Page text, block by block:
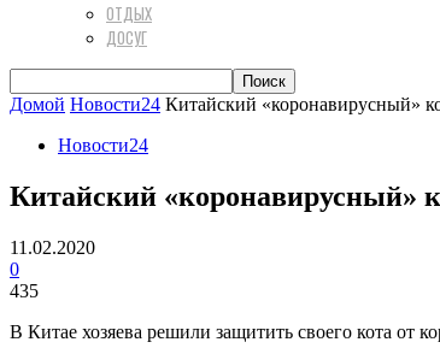
ОТДЫХ
ДОСУГ
Домой Новости24 Китайский «коронавирусный»
Новости24
Китайский «коронавирусный»
11.02.2020
0
435
В Китае хозяева решили защитить своего кота от